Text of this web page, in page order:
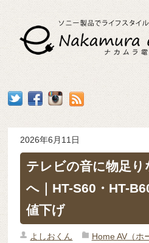
2026年6月11日
テレビの音に物足
へ｜HT-S60・HT-
値下げ
よしおくん Home AV（ホ